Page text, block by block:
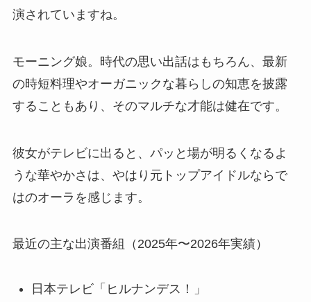
演されていますね。
モーニング娘。時代の思い出話はもちろん、最新
の時短料理やオーガニックな暮らしの知恵を披露
することもあり、そのマルチな才能は健在です。
彼女がテレビに出ると、パッと場が明るくなるよ
うな華やかさは、やはり元トップアイドルならで
はのオーラを感じます。
最近の主な出演番組（2025年〜2026年実績）
日本テレビ「ヒルナンデス！」